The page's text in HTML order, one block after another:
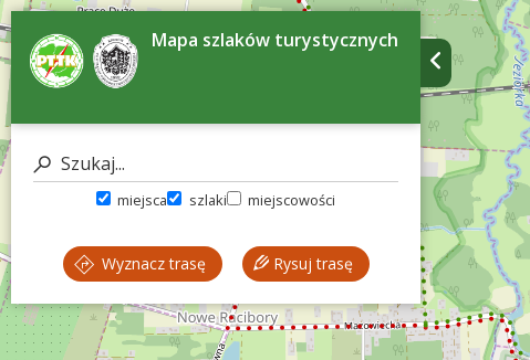
Mapa szlaków turystycznych
miejsca szlaki miejscowości
Wyznacz trasę Rysuj trasę